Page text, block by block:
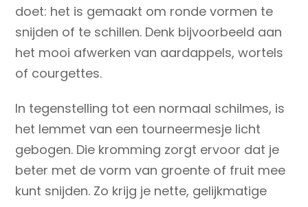
doet: het is gemaakt om ronde vormen te
snijden of te schillen. Denk bijvoorbeeld aan
het mooi afwerken van aardappels, wortels
of courgettes.
In tegenstelling tot een normaal schilmes, is
het lemmet van een tourneermesje licht
gebogen. Die kromming zorgt ervoor dat je
beter met de vorm van groente of fruit mee
kunt snijden. Zo krijg je nette, gelijkmatige